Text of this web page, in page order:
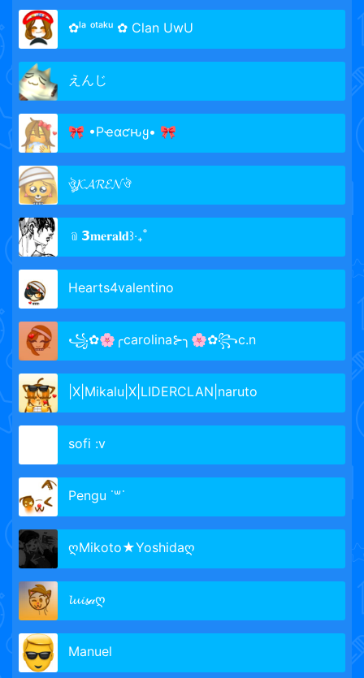
✿ˡᵃ ᵒᵗᵃᵏᵘ ✿ Clan UwU
えんじ
🎀 •Pҽαƈԋყ• 🎀
ঔৣ𝓚𝓐𝓡𝓔𝓝ঔ
﹫𝟯𝐦𝐞𝐫𝐚𝐥𝐝꒱‧₊˚
Hearts4valentino
꧁✿🌸╭carolina⊱╮🌸✿꧂c.n
|X|Mikalu|X|LIDERCLAN|naruto
sofi :v
Pengu ˙꒳˙
ღMikoto★Yoshidaღ
𝓵𝓾𝓲𝓼𝒶ღ
Manuel